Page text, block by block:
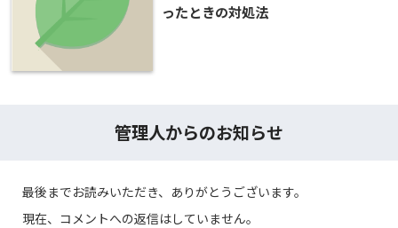
ったときの対処法
管理人からのお知らせ
最後までお読みいただき、ありがとうございます。
現在、コメントへの返信はしていません。